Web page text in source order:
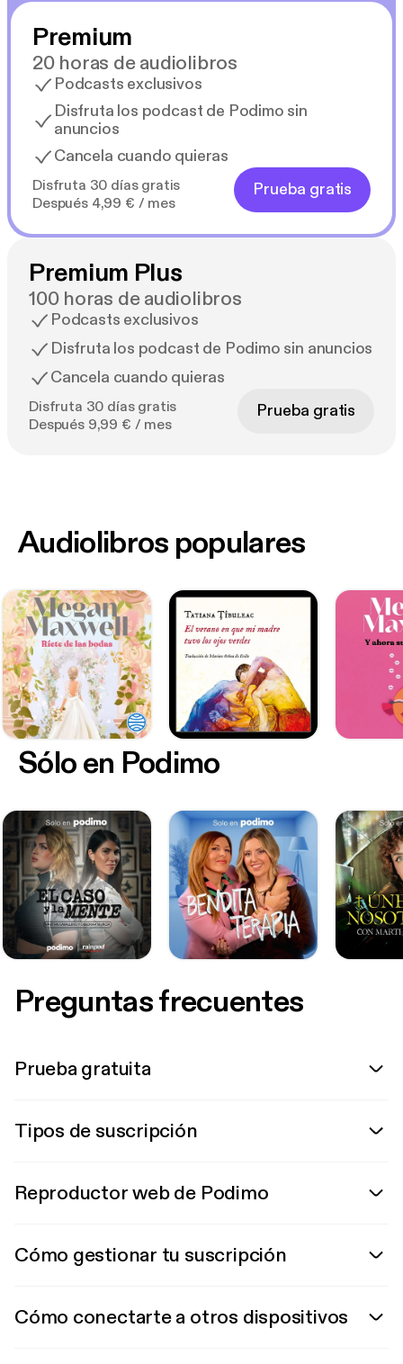
Premium
20 horas de audiolibros
Podcasts exclusivos
Disfruta los podcast de Podimo sin
anuncios
Cancela cuando quieras
Disfruta 30 días gratis
Después 4,99 € / mes
Prueba gratis
Premium Plus
100 horas de audiolibros
Podcasts exclusivos
Disfruta los podcast de Podimo sin anuncios
Cancela cuando quieras
Disfruta 30 días gratis
Después 9,99 € / mes
Prueba gratis
Sólo en Podimo
Audiolibros populares
Preguntas frecuentes
Prueba gratuita
Tipos de suscripción
Reproductor web de Podimo
Cómo gestionar tu suscripción
Cómo conectarte a otros dispositivos